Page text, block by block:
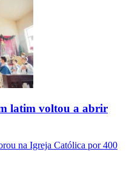
latim voltou a abrir
na Igreja Católica por 400